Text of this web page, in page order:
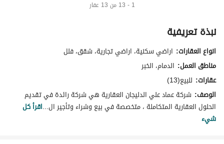
1 - 13 من 13 عقار
نبذة تعريفية
انواع العقارات: اراضي سكنية، اراضي تجارية، شقق، فلل
مناطق العمل: الدمام، الخبر
عقارات: للبيع(13)
الوصف: شركة عماد علي الدليجان العقارية هي شركة رائدة في تقديم
الحلول العقارية المتكاملة ، متخصصة في بيع وشراء وتأجير ال...اقرأ كل
شيء